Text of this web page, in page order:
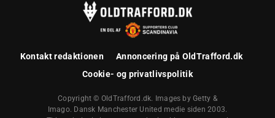
Kontakt redaktionen
Annoncering på OldTrafford.dk
Cookie- og privatlivspolitik
Copyright © OldTrafford.dk. Images by Getty &
Imago. Dansk Manchester United medie siden 2003.